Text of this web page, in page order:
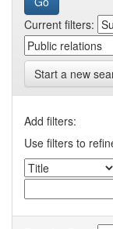
Current filters:
Start a new
Add filters:
Use filters to